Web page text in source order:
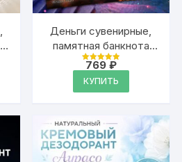
Деньги сувенирные,
памятная банкнота
1000 тенге
Оценка
из 5
769 ₽
КУПИТЬ